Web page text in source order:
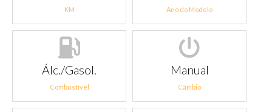
KM Ano do Modelo
Álc./Gasol.
Combustível
Manual
Câmbio